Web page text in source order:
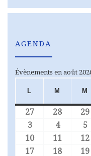
AGENDA
Évènements en août
L LUNDIM MARDI
M
27 27 juillet 2026
28 28 29
3 3 août 2026
44 août 5
10 10 août 2026
11 11 12
17 17 août 2026
18 18 19